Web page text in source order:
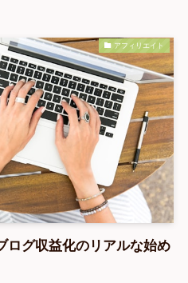
アフィリエイト
ログ収益化のリアルな始め